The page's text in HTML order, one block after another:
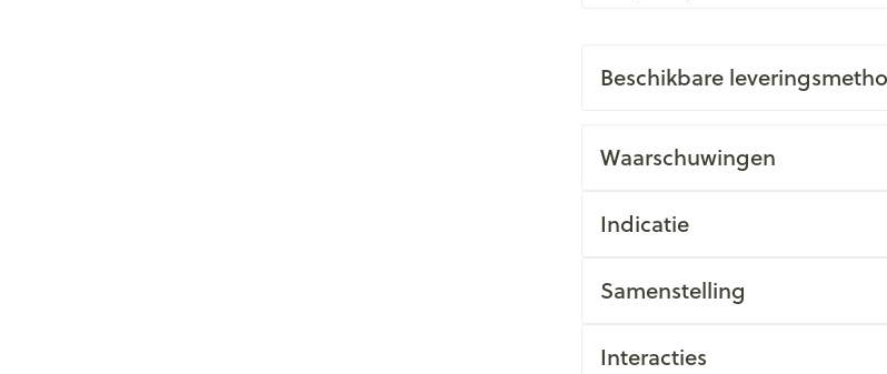
Beschikbare
Waarschuwingen
Indicatie
Samenstelling
Interacties